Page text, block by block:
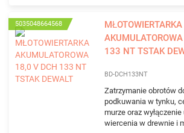
5035048664568
MŁOTOWIERTARKA
133 NT TSTAK
BD-DCH133NT
Zatrzymanie obrotów
podkuwania w tynku,
murze oraz wyłączenie
wiercenia w drewnie i